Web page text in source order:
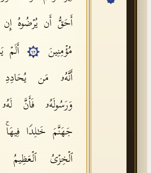
أَحَقُّ أَن یُرۡضُوهُ إِن
مُؤۡمِنِینَ
٦٢
أَلَمۡ
أَنَّهُۥ مَن یُحَادِدِ
وَرَسُولَهُۥ فَأَنَّ
جَهَنَّمَ خَـٰلِدࣰا
ٱلۡخِزۡیُ ٱلۡعَظِیمُ